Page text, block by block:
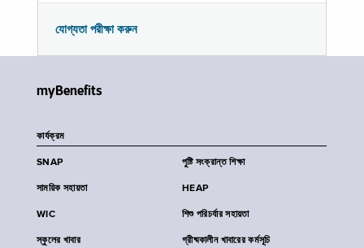
যোগ্যতা পরীক্ষা করুন
myBenefits
কার্যক্রম
SNAP পুষ্টি সংক্রান্ত শিক্ষা
সাময়িক সহায়তা HEAP
WIC শিশু পরিচর্যার সহায়তা
স্কুলের খাবার
গ্রীষ্মকালীন খাবারের কর্মসূচি